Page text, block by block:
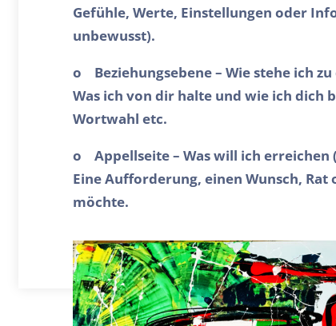
Gefühle, Werte, Einstellungen oder
unbewusst).
o
Beziehungsebene – Wie stehe ich
Was ich von dir halte und wie ich dich
Wortwahl etc.
o Appellseite – Was will ich erreichen
Eine Aufforderung, einen Wunsch,
möchte.